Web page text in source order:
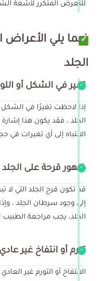
للتعرض المتكرر لأشعة
فيما يلي
الجلد
تغير في الشكل أو
إذا لاحظت تغيرًا في الشكل
الجلد ، فقد يكون هذا
الانتباه إلى أي تغيرات في
ظهور قرحة على الجلد
قد تكون قرح الجلد التي لا
إلى وجود سرطان الجلد ،
الجلد، يجب مراجعة الطبيب
تورم أو انتفاخ غير عادي
الانتفاخ أو التورم غير